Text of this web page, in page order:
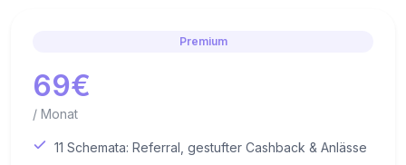
Premium
69€
/ Monat
11 Schemata: Referral, gestufter Cashback & Anlässe